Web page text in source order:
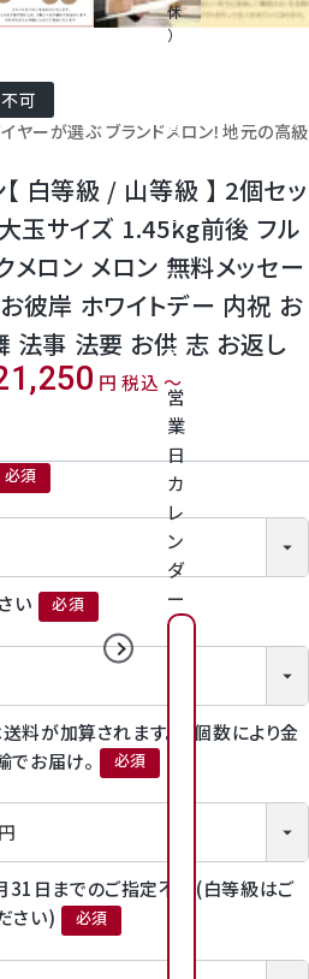
休
）
号
タ
ッ
プ
て
く
だ
さ
営
業
日
カ
レ
ン
ダ
ー
2026年8月
0 1 2 3
1
4
2026年9月
1 2 3 4
6 7 8 9
1
3
1
4
1
5
1
6
1
7
1
8
ーツ詰合せ
可
ヤーが選ぶ ブランドメロン！地元の高級
白等級 / 山等級 】 2個セッ
玉サイズ 1.45kg前後 フル
メロン メロン 無料メッセー
彼岸 ホワイトデー 内祝 お
法事 法要 お供 志 お返し
税込 〜
須)
い
(必須)
料が加算されます。※個数により金
でお届け。
(必須)
31日までのご指定不可(白等級はご
さい)
(必須)